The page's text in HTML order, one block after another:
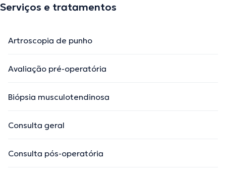
Serviços e tratamentos
Artroscopia de punho
Avaliação pré-operatória
Biópsia musculotendinosa
Consulta geral
Consulta pós-operatória